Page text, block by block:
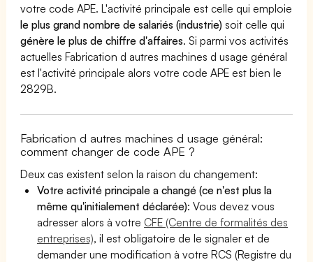
votre code APE. L'activité principale est celle qui emploie
le plus grand nombre de salariés (industrie) soit celle qui
génère le plus de chiffre d'affaires. Si parmi vos activités
actuelles Fabrication d autres machines d usage général
est l'activité principale alors votre code APE est bien le
2829B.
Fabrication d autres machines d usage général:
comment changer de code APE ?
Deux cas existent selon la raison du changement:
Votre activité principale a changé (ce n'est plus la
même qu'initialement déclarée): Vous devez vous
adresser alors à votre CFE (Centre de formalités des
entreprises), il est obligatoire de le signaler et de
demander une modification à votre RCS (Registre du